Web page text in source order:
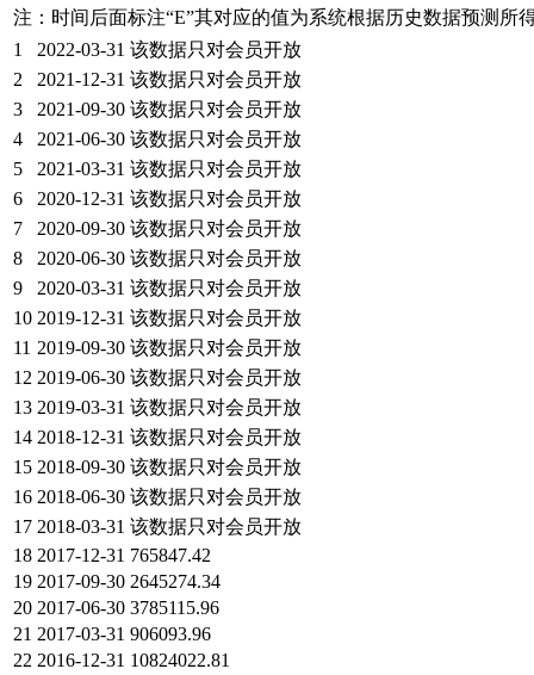
注：时间后面标注“E”其对应的值为系统根据历史数据预测所
1
2022-03-31 该数据只对会员开放
2
2021-12-31 该数据只对会员开放
3
2021-09-30 该数据只对会员开放
4
2021-06-30 该数据只对会员开放
5
2021-03-31 该数据只对会员开放
6
2020-12-31 该数据只对会员开放
7
2020-09-30 该数据只对会员开放
8
2020-06-30 该数据只对会员开放
9
2020-03-31 该数据只对会员开放
10 2019-12-31 该数据只对会员开放
11 2019-09-30 该数据只对会员开放
12 2019-06-30 该数据只对会员开放
13 2019-03-31 该数据只对会员开放
14 2018-12-31 该数据只对会员开放
15 2018-09-30 该数据只对会员开放
16 2018-06-30 该数据只对会员开放
17 2018-03-31 该数据只对会员开放
18 2017-12-31 765847.42
19 2017-09-30 2645274.34
20 2017-06-30 3785115.96
21 2017-03-31 906093.96
22 2016-12-31 10824022.81